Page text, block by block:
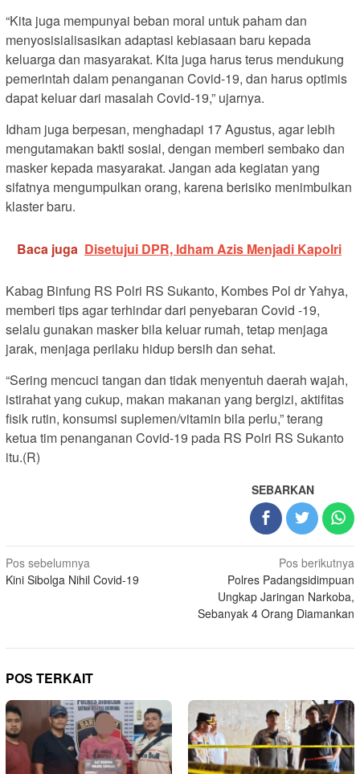
“Kita juga mempunyai beban moral untuk paham dan
menyosisialisasikan adaptasi kebiasaan baru kepada
keluarga dan masyarakat. Kita juga harus terus mendukung
pemerintah dalam penanganan Covid-19, dan harus optimis
dapat keluar dari masalah Covid-19,” ujarnya.
Idham juga berpesan, menghadapi 17 Agustus, agar lebih
mengutamakan bakti sosial, dengan memberi sembako dan
masker kepada masyarakat. Jangan ada kegiatan yang
sifatnya mengumpulkan orang, karena berisiko menimbulkan
klaster baru.
Baca juga Disetujui DPR, Idham Azis Menjadi Kapolri
Kabag Binfung RS Polri RS Sukanto, Kombes Pol dr Yahya,
memberi tips agar terhindar dari penyebaran Covid -19,
selalu gunakan masker bila keluar rumah, tetap menjaga
jarak, menjaga perilaku hidup bersih dan sehat.
“Sering mencuci tangan dan tidak menyentuh daerah wajah,
istirahat yang cukup, makan makanan yang bergizi, aktifitas
fisik rutin, konsumsi suplemen/vitamin bila perlu,” terang
ketua tim penanganan Covid-19 pada RS Polri RS Sukanto
itu.(R)
SEBARKAN
Navigasi
pos
Pos sebelumnya
Kini Sibolga Nihil Covid-19
Pos berikutnya
Polres Padangsidimpuan
Ungkap Jaringan Narkoba,
Sebanyak 4 Orang Diamankan
POS TERKAIT